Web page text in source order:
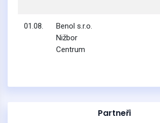
01.08.
Benol s.r.o.
Nižbor
Centrum
Partneři